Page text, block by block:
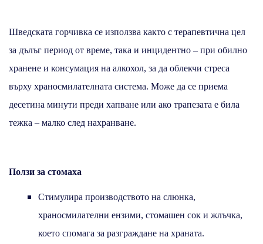
Шведската горчивка се използва както с терапевтична цел
за дълъг период от време, така и инцидентно – при обилно
хранене и консумация на алкохол, за да облекчи стреса
върху храносмилателната система. Може да се приема
десетина минути преди хапване или ако трапезата е била
тежка – малко след нахранване.
Ползи за стомаха
Стимулира производството на слюнка,
храносмилателни ензими, стомашен сок и жлъчка,
което спомага за разграждане на храната.